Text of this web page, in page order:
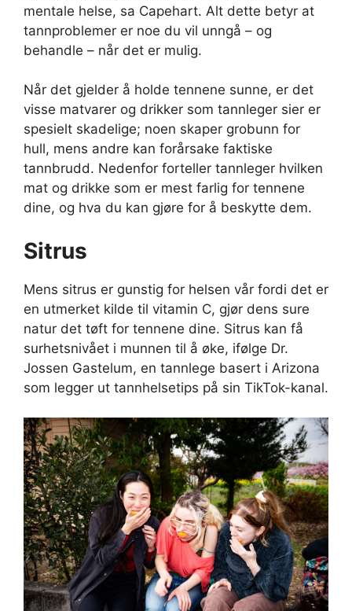
mentale helse, sa Capehart. Alt dette betyr at
tannproblemer er noe du vil unngå – og
behandle – når det er mulig.
Når det gjelder å holde tennene sunne, er det
visse matvarer og drikker som tannleger sier er
spesielt skadelige; noen skaper grobunn for
hull, mens andre kan forårsake faktiske
tannbrudd. Nedenfor forteller tannleger hvilken
mat og drikke som er mest farlig for tennene
dine, og hva du kan gjøre for å beskytte dem.
Sitrus
Mens sitrus er gunstig for helsen vår fordi det er
en utmerket kilde til vitamin C, gjør dens sure
natur det tøft for tennene dine. Sitrus kan få
surhetsnivået i munnen til å øke, ifølge Dr.
Jossen Gastelum, en tannlege basert i Arizona
som legger ut tannhelsetips på sin TikTok-kanal.